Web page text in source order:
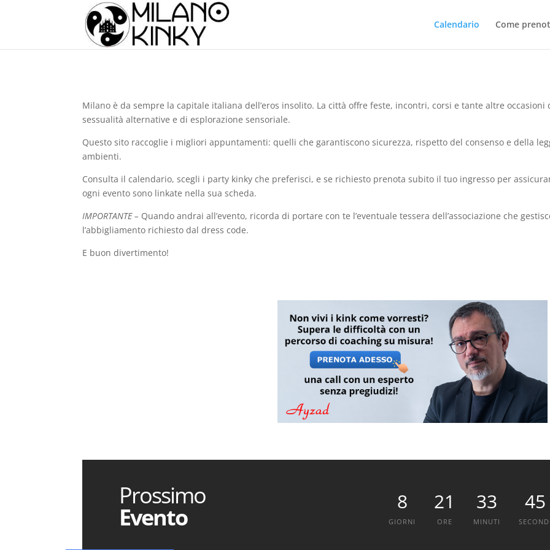
Calendario Come
Milano è da sempre la capitale italiana dell’eros insolito. La città offre feste, incontri, corsi e tante altre
sessualità alternative e di esplorazione sensoriale.
Questo sito raccoglie i migliori appuntamenti: quelli che garantiscono sicurezza, rispetto del consenso e della
ambienti.
Consulta il calendario, scegli i party kinky che preferisci, e se richiesto prenota subito il tuo ingresso per
ogni evento sono linkate nella sua scheda.
IMPORTANTE – Quando andrai all’evento, ricorda di portare con te l’eventuale tessera dell’associazione che
l’abbigliamento richiesto dal dress code.
E buon divertimento!
Prossimo
Evento
8
GIORNI
21
ORE
33
MINUTI
44